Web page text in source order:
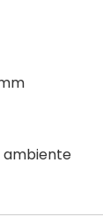
ambiente